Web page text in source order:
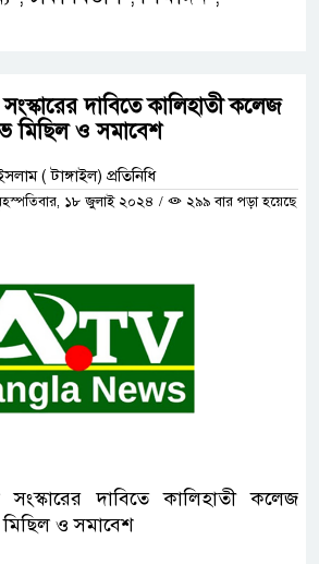
দাবিতে কালিহাতী কলেজ
মিছিল ও সমাবেশ
( টাঙ্গাইল) প্রতিনিধি
১৮ জুলাই ২০২৪ / ২৯৯ বার পড়া হয়েছে
সংস্কারের দাবিতে কালিহাতী কলেজ
মিছিল ও সমাবেশ